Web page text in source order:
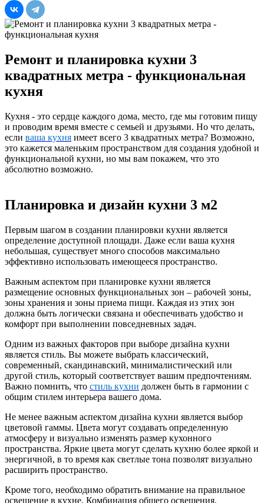
Ремонт и планировка кухни 3
квадратных метра - функциональная
кухня
Кухня - это сердце каждого дома, место, где мы готовим пищу
и проводим время вместе с семьей и друзьями. Но что делать,
если ваша кухня имеет всего 3 квадратных метра? Возможно,
это кажется маленьким пространством для создания удобной и
функциональной кухни, но мы вам покажем, что это
абсолютно возможно.
Планировка и дизайн кухни 3 м2
Первым шагом в создании планировки кухни является
определение доступной площади. Даже если ваша кухня
небольшая, существует много способов максимально
эффективно использовать имеющееся пространство.
Важным аспектом при планировке кухни является
размещение основных функциональных зон – рабочей зоны,
зоны хранения и зоны приема пищи. Каждая из этих зон
должна быть логически связана и обеспечивать удобство и
комфорт при выполнении повседневных задач.
Одним из важных факторов при выборе дизайна кухни
является стиль. Вы можете выбрать классический,
современный, скандинавский, минималистический или
другой стиль, который соответствует вашим предпочтениям.
Важно помнить, что стиль кухни должен быть в гармонии с
общим стилем интерьера вашего дома.
Не менее важным аспектом дизайна кухни является выбор
цветовой гаммы. Цвета могут создавать определенную
атмосферу и визуально изменять размер кухонного
пространства. Яркие цвета могут сделать кухню более яркой и
энергичной, в то время как светлые тона позволят визуально
расширить пространство.
Кроме того, необходимо обратить внимание на правильное
освещение в кухне. Комбинация общего освещения,